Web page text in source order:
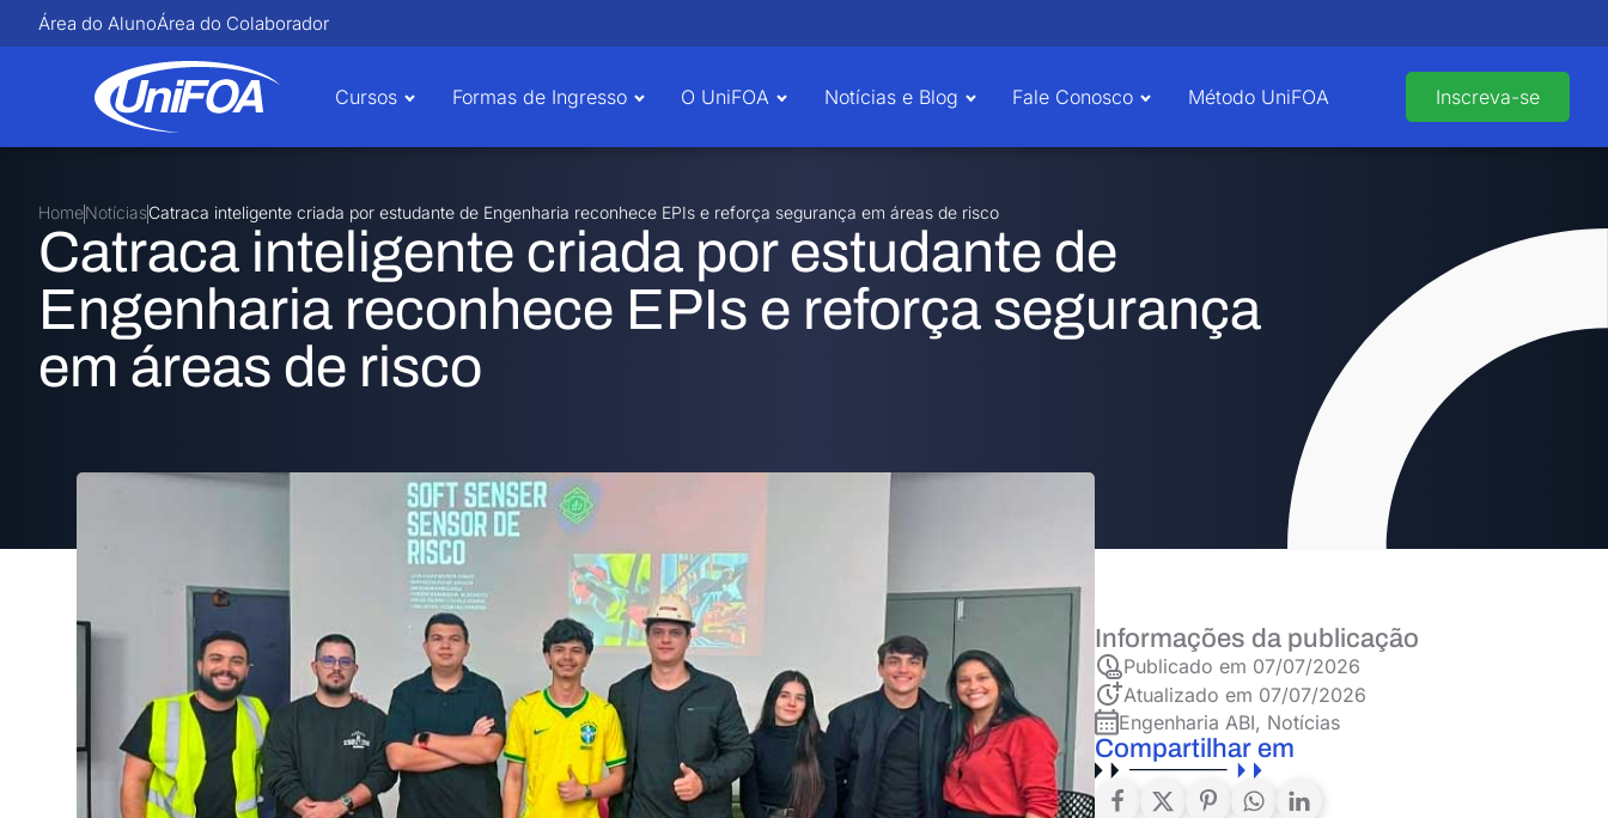
Área do AlunoÁrea do Colaborador
Cursos Formas de Ingresso O UniFOA Notícias e Blog Fale Conosco Método UniFOA Inscreva-se
HomeNotíciasCatraca inteligente criada por estudante de Engenharia reconhece EPIs e reforça segurança em áreas de risco
Catraca inteligente criada por estudante de
Engenharia reconhece EPIs e reforça segurança
em áreas de risco
Informações da publicação
Publicado em 07/07/2026
Atualizado em 07/07/2026
Engenharia ABI, Notícias
Compartilhar em